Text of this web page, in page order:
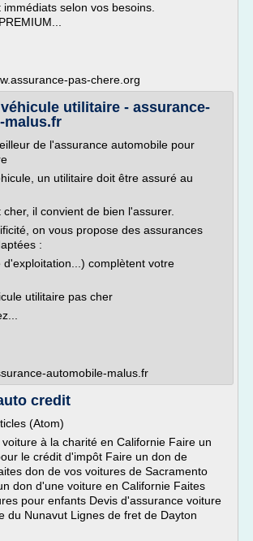
selon vos besoins.
pas-chere.org
utilitaire - assurance-
malus.fr
de l'assurance automobile pour
un utilitaire doit être assuré au
il convient de bien l'assurer.
on vous propose des assurances
:
complètent votre
utilitaire pas cher
automobile-malus.fr
credit
(Atom)
à la charité en Californie Faire un
le crédit d'impôt Faire un don de
don de vos voitures de Sacramento
don d'une voiture en Californie Faites
pour enfants Devis d'assurance voiture
du Nunavut Lignes de fret de Dayton